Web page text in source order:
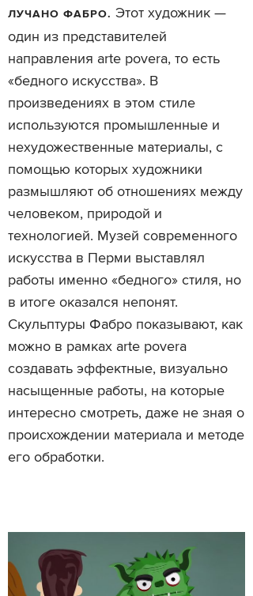
ЛУЧАНО ФАБРО. Этот художник —
один из представителей
направления arte povera, то есть
«бедного искусства». В
произведениях в этом стиле
используются промышленные и
нехудожественные материалы, с
помощью которых художники
размышляют об отношениях между
человеком, природой и
технологией. Музей современного
искусства в Перми выставлял
работы именно «бедного» стиля, но
в итоге оказался непонят.
Скульптуры Фабро показывают, как
можно в рамках arte povera
создавать эффектные, визуально
насыщенные работы, на которые
интересно смотреть, даже не зная о
происхождении материала и методе
его обработки.